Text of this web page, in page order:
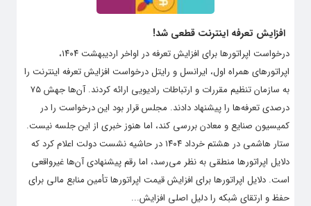
افزایش تعرفه اینترنت قطعی شد!
درخواست اپراتورها برای افزایش تعرفه در اواخر اردیبهشت ۱۴۰۴،
اپراتورهای همراه اول، ایرانسل و رایتل درخواست افزایش تعرفه اینترنت را
به سازمان تنظیم مقررات و ارتباطات رادیویی ارائه کردند. آن‌ها جهش ۷۵
درصدی تعرفه‌ها را پیشنهاد دادند. مجلس قرار بود این درخواست را در
کمیسیون صنایع و معادن بررسی کند، اما هنوز خبری از این جلسه نیست.
ستار هاشمی در هشتم خرداد ۱۴۰۴ در حاشیه نشست دولت اعلام کرد که
دلایل اپراتورها منطقی به نظر می‌رسد، اما رقم پیشنهادی آن‌ها غیرواقعی
است. دلایل اپراتورها برای افزایش قیمت اپراتورها تأمین منابع مالی برای
حفظ و ارتقای شبکه را دلیل اصلی افزایش...